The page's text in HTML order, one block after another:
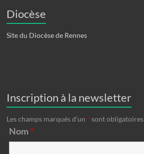
Diocèse
Site du Diocèse de Rennes
Inscription à la newsletter
Les champs marqués d’un * sont obligatoires
Nom *